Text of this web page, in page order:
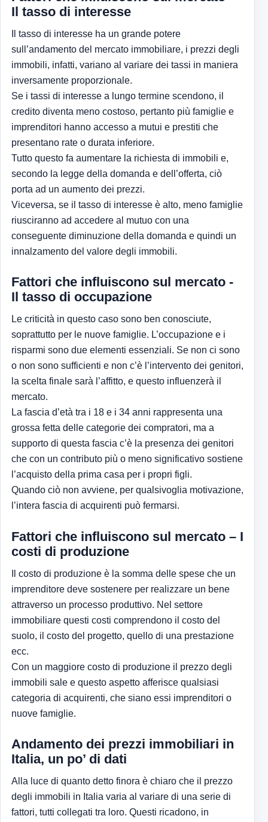
Il tasso di interesse
Il tasso di interesse ha un grande potere
sull’andamento del mercato immobiliare, i prezzi degli
immobili, infatti, variano al variare dei tassi in maniera
inversamente proporzionale.
Se i tassi di interesse a lungo termine scendono, il
credito diventa meno costoso, pertanto più famiglie e
imprenditori hanno accesso a mutui e prestiti che
presentano rate o durata inferiore.
Tutto questo fa aumentare la richiesta di immobili e,
secondo la legge della domanda e dell’offerta, ciò
porta ad un aumento dei prezzi.
Viceversa, se il tasso di interesse è alto, meno famiglie
riusciranno ad accedere al mutuo con una
conseguente diminuzione della domanda e quindi un
innalzamento del valore degli immobili.
Fattori che influiscono sul mercato -
Il tasso di occupazione
Le criticità in questo caso sono ben conosciute,
soprattutto per le nuove famiglie. L’occupazione e i
risparmi sono due elementi essenziali. Se non ci sono
o non sono sufficienti e non c’è l’intervento dei genitori,
la scelta finale sarà l’affitto, e questo influenzerà il
mercato.
La fascia d’età tra i 18 e i 34 anni rappresenta una
grossa fetta delle categorie dei compratori, ma a
supporto di questa fascia c’è la presenza dei genitori
che con un contributo più o meno significativo sostiene
l’acquisto della prima casa per i propri figli.
Quando ciò non avviene, per qualsivoglia motivazione,
l’intera fascia di acquirenti può fermarsi.
Fattori che influiscono sul mercato – I
costi di produzione
Il costo di produzione è la somma delle spese che un
imprenditore deve sostenere per realizzare un bene
attraverso un processo produttivo. Nel settore
immobiliare questi costi comprendono il costo del
suolo, il costo del progetto, quello di una prestazione
ecc.
Con un maggiore costo di produzione il prezzo degli
immobili sale e questo aspetto afferisce qualsiasi
categoria di acquirenti, che siano essi imprenditori o
nuove famiglie.
Andamento dei prezzi immobiliari in
Italia, un po’ di dati
Alla luce di quanto detto finora è chiaro che il prezzo
degli immobili in Italia varia al variare di una serie di
fattori, tutti collegati tra loro. Questi ricadono, in